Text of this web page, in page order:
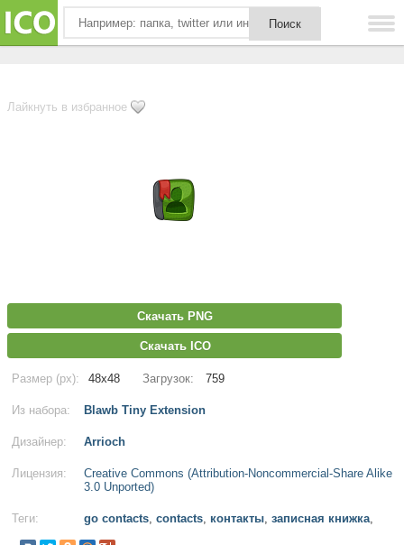
Лайкнуть в избранное
Скачать PNG
Скачать ICO
Размер (px): 48x48 Загрузок: 759
Из набора: Blawb Tiny Extension
Дизайнер: Arrioch
Лицензия:
Creative Commons (Attribution-Noncommercial-Share Alike
3.0 Unported)
Теги: go contacts, contacts, контакты, записная книжка,